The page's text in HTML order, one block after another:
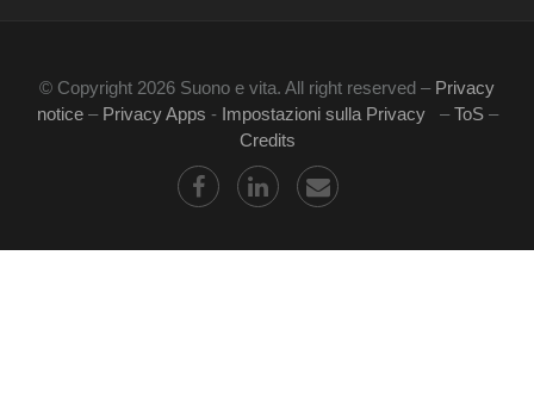
© Copyright 2026 Suono e vita. All right reserved – Privacy
notice– Privacy Apps - Impostazioni sulla Privacy–ToS–
Credits